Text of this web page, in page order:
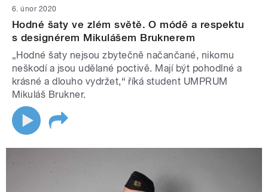
6. únor 2020
Hodné šaty ve zlém světě. O módě a respektu
s designérem Mikulášem Bruknerem
„Hodné šaty nejsou zbytečně načančané, nikomu
neškodí a jsou udělané poctivě. Mají být pohodlné a
krásné a dlouho vydržet,“ říká student UMPRUM
Mikuláš Brukner.